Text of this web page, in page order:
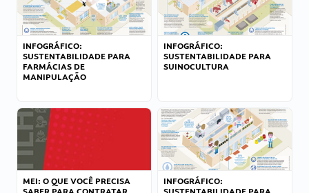
INFOGRÁFICO:
SUSTENTABILIDADE PARA
FARMÁCIAS DE
MANIPULAÇÃO
INFOGRÁFICO:
SUSTENTABILIDADE PARA
SUINOCULTURA
MEI: O QUE VOCÊ PRECISA
INFOGRÁFICO: